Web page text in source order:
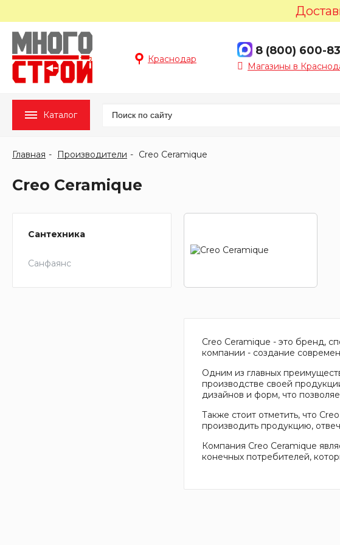
Краснодар
8 (800) 600-
Магазины в
Каталог
Главная Производители Creo Ceramique
Creo Ceramique
Сантехника
Санфаянс
Creo Ceramique - это бренд,
компании - создание
Одним из главных
производстве своей
дизайнов и форм, что
Также стоит отметить, что
производить продукцию,
Компания Creo Ceramique
конечных потребителей,